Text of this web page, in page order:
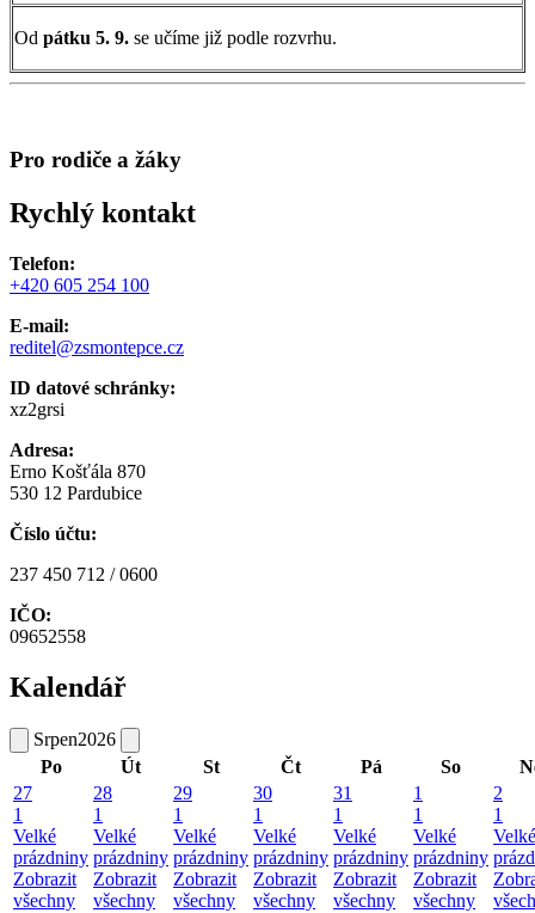
Od pátku 5. 9. se učíme již podle rozvrhu.
Pro rodiče a žáky
Rychlý kontakt
Telefon:
+420 605 254 100
E-mail:
reditel@zsmontepce.cz
ID datové schránky:
xz2grsi
Adresa:
Erno Košťála 870
530 12 Pardubice
Číslo účtu:
237 450 712 / 0600
IČO:
09652558
Kalendář
Srpen2026
Po
Út St Čt Pá So
27
1
Velké
prázdniny
Zobrazit
všechny
28
1
Velké
prázdniny
Zobrazit
všechny
29
1
Velké
prázdniny
Zobrazit
všechny
30
1
Velké
prázdniny
Zobrazit
všechny
31
1
Velké
prázdniny
Zobrazit
všechny
1
1
Velké
prázdniny
Zobrazit
všechny
2
1
Velké